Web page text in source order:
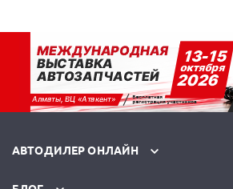
АВТОДИЛЕР ОНЛАЙН